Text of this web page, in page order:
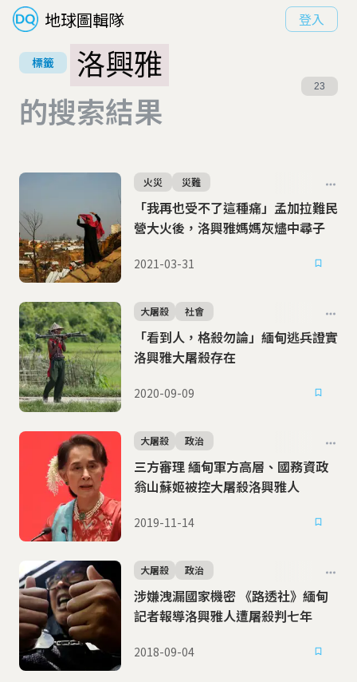
地球圖輯隊 登入
標籤
洛興雅
的搜索結果
23
「我再也受不了這種痛」孟加拉難民
營大火後，洛興雅媽媽灰燼中尋子
火災 災難
2021-03-31
「看到人，格殺勿論」緬甸逃兵證實
洛興雅大屠殺存在
大屠殺 社會
2020-09-09
三方審理 緬甸軍方高層、國務資政
翁山蘇姬被控大屠殺洛興雅人
大屠殺 政治
2019-11-14
涉嫌洩漏國家機密 《路透社》緬甸
記者報導洛興雅人遭屠殺判七年
大屠殺 政治
2018-09-04